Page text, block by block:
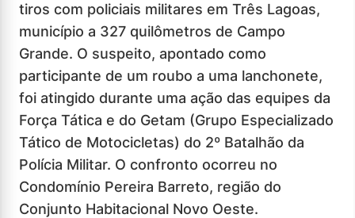
tiros com policiais militares em Três Lagoas,
município a 327 quilômetros de Campo
Grande. O suspeito, apontado como
participante de um roubo a uma lanchonete,
foi atingido durante uma ação das equipes da
Força Tática e do Getam (Grupo Especializado
Tático de Motocicletas) do 2º Batalhão da
Polícia Militar. O confronto ocorreu no
Condomínio Pereira Barreto, região do
Conjunto Habitacional Novo Oeste.